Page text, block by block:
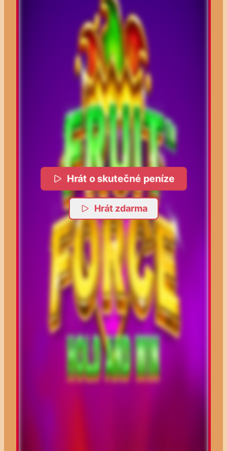
Hrát o skutečné peníze
Hrát zdarma